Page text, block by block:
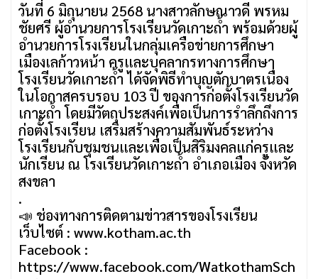
วันที่ 6 มิถุนายน 2568 นางสาวลักษณาวดี พรหม
ชัยศรี ผู้อำนวยการโรงเรียนวัดเกาะถ้ำ พร้อมด้วยผู้
อำนวยการโรงเรียนในกลุ่มเครือข่ายการศึกษา
เมืองเลก้าวหน้า ครูและบุคลากรทางการศึกษา
โรงเรียนวัดเกาะถ้ำ ได้จัดพิธีทำบุญตักบาตรเนื่อง
ในโอกาสครบรอบ 103 ปี ของการก่อตั้งโรงเรียนวัด
เกาะถ้ำ โดยมีวัตถุประสงค์เพื่อเป็นการรำลึกถึงการ
ก่อตั้งโรงเรียน เสริมสร้างความสัมพันธ์ระหว่าง
โรงเรียนกับชุมชนและเพื่อเป็นสิริมงคลแก่ครูและ
นักเรียน ณ โรงเรียนวัดเกาะถ้ำ อำเภอเมือง จังหวัด
สงขลา
.
📣 ช่องทางการติดตามข่าวสารของโรงเรียน
เว็บไซต์ : www.kotham.ac.th
Facebook :
https://www.facebook.com/WatkothamSch